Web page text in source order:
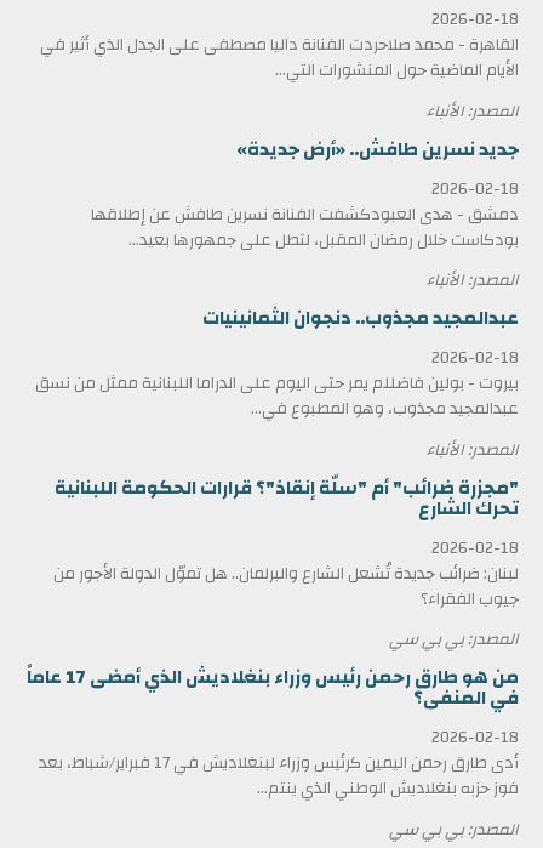
2026-02-18
القاهرة - محمد صلاحردت الفنانة داليا مصطفى على الجدل الذي أثير في
الأيام الماضية حول المنشورات التي...
المصدر: الأنباء
جديد نسرين طافش.. «أرض جديدة»
2026-02-18
دمشق - هدى العبودكشفت الفنانة نسرين طافش عن إطلاقها
بودكاست خلال رمضان المقبل، لتطل على جمهورها بعيد...
المصدر: الأنباء
عبدالمجيد مجذوب.. دنجوان الثمانينيات
2026-02-18
بيروت - بولين فاضللم يمر حتى اليوم على الدراما اللبنانية ممثل من نسق
عبدالمجيد مجذوب، وهو المطبوع في...
المصدر: الأنباء
"مجزرة ضرائب" أم "سلّة إنقاذ"؟ قرارات الحكومة اللبنانية
تحرك الشارع
2026-02-18
لبنان: ضرائب جديدة تُشعل الشارع والبرلمان.. هل تموّل الدولة الأجور من
جيوب الفقراء؟
المصدر: بي بي سي
من هو طارق رحمن رئيس وزراء بنغلاديش الذي أمضى 17 عاماً
في المنفى؟
2026-02-18
أدى طارق رحمن اليمين كرئيس وزراء لبنغلاديش في 17 فبراير/شباط، بعد
فوز حزبه بنغلاديش الوطني الذي ينتم...
المصدر: بي بي سي